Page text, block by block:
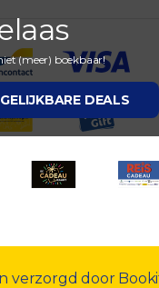
(meer) boekbaar!
DEALS
verzorgd door